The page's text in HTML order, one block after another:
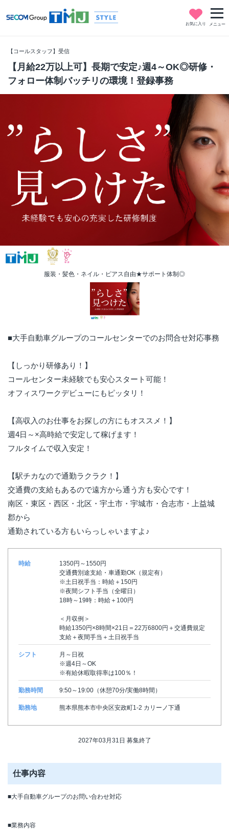
お気に入り メニュー
【コールスタッフ】受信
【月給22万以上可】長期で安定♪週4～OK◎研修・
フォロー体制バッチリの環境！登録事務
服装・髪色・ネイル・ピアス自由★サポート体制◎
■大手自動車グループのコールセンターでのお問合せ対応事務
【しっかり研修あり！】
コールセンター未経験でも安心スタート可能！
オフィスワークデビューにもピッタリ！
【高収入のお仕事をお探しの方にもオススメ！】
週4日～×高時給で安定して稼げます！
フルタイムで収入安定！
【駅チカなので通勤ラクラク！】
交通費の支給もあるので遠方から通う方も安心です！
南区・東区・西区・北区・宇土市・宇城市・合志市・上益城
郡から
通勤されている方もいらっしゃいますよ♪
時給
1350円～1550円
交通費別途支給・車通勤OK（規定有）
※土日祝手当：時給＋150円
※夜間シフト手当（全曜日）
18時～19時：時給＋100円
＜月収例＞
時給1350円×8時間×21日＝22万6800円＋交通費規定
支給＋夜間手当＋土日祝手当
シフト
月～日祝
※週4日～OK
※有給休暇取得率は100％！
勤務時間 9:50～19:00（休憩70分/実働8時間）
勤務地 熊本県熊本市中央区安政町1-2 カリーノ下通
2027年03月31日 募集終了
仕事内容
■大手自動車グループのお問い合わせ対応
■業務内容